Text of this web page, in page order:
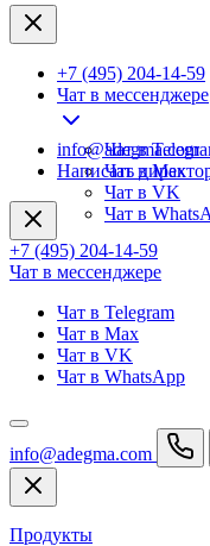
+7 (495) 204-14-59
Чат в мессенджере
Чат в
Чат в Max
Чат в VK
Чат в
info@adegma.com
Написать
+7 (495) 204-14-59
Чат в мессенджере
Чат в Telegram
Чат в Max
Чат в VK
Чат в WhatsApp
info@adegma.com
Продукты